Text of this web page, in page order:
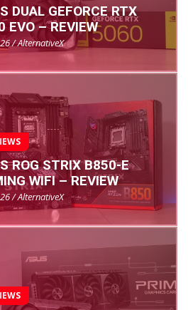
DUAL GEFORCE RTX
EVO – REVIEW
/ AlternativeX
ROG STRIX B850-E
WIFI – REVIEW
/ AlternativeX